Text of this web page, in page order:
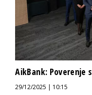
AikBank: Poverenje
29/12/2025 | 10:15